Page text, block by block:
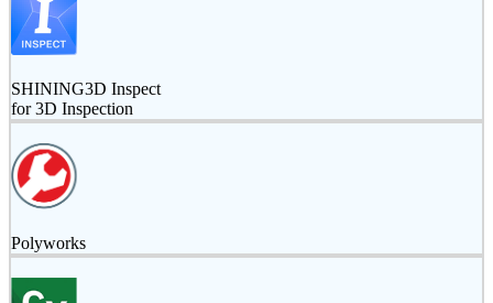
SHINING3D Inspect
for 3D Inspection
Polyworks